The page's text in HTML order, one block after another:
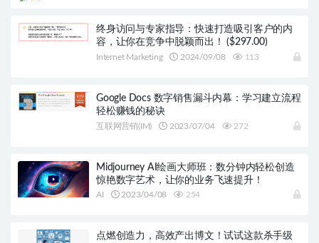
终身访问与专家指导：快速打造吸引客户的内
容，让你在竞争中脱颖而出！ ($297.00)
Internet Marketing 2024/09/08 113
Google Docs 数字销售漏斗内幕：学习建立流程
轻松赚钱的秘诀
互联网营销(IM) 2023/07/04 272
Midjourney AI绘画大师班：数分钟内轻松创造
惊艳数字艺术，让你的业务飞速提升！
AI 2023/04/08 254
点燃创造力，高效产出博文！试试这款杀手级